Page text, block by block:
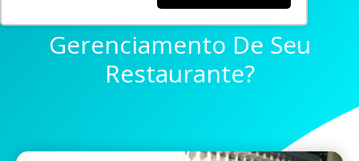
Como Está O
Gerenciamento De Seu
Restaurante?